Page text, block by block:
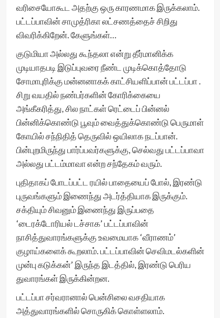
வரிசையோகூட அதற்கு ஒரு காரணமாக இருக்கலாம்.
பட்டப்பாவின் சாமுத்ரிகா லட்சணத்தைச் சிறிது
விவரிக்கிறேன். கேளுங்கள்…
குடுமியா அல்லது கூந்தலா என்று தீர்மானிக்க
முடியாதபடி இடுப்புவரை நீண்ட முடிக்கொத்தோடு
சோமாபுரிக்கு மன்னனாகக் காட்சியளிப்பான் பட்டப்பா .
சிறு வயதில் நண்பர்களின் கோரிக்கையை
அங்கீகரித்து, சில நாட்கள் ரெட்டைப் பின்னல்
பின்னிக்கொண்டு பூவும் வைத்துக்கொண்டு பெருமாள்
கோயில் சந்நிதித் தெருவில் ஒயிலாக நடப்பான்.
பின்புறமிருந்து பார்ப்பவர்களுக்கு, செல்வது பட்டப்பாவா
அல்லது பட்டம்மாவா என்ற சந்தேகம் வரும்.
புதிதாகப் போடப்பட்ட ரயில் பாதையைப் போல், இரண்டு
புருவங்களும் இணைந்து அடர்த்தியாக இருக்கும்.
சக்தியும் சிவனும் இணைந்து இருப்பதை
‘டைரக்டோரியல் டச்சாக’ பட்டப்பாவின்
நாசித்துவாரங்களுக்கு உவமையாக ‘வீராணம்’
குழாய்களைக் கூறலாம். பட்டப்பாவின் செவிமடல்களின்
முன்பு கடுக்கன்’ இருந்த இடத்தில், இரண்டு பெரிய
துவாரங்கள் இருக்கின்றன.
பட்டப்பா சர்வரானால் பென்சிலை வசதியாக
அத்துவாரங்களில் சொருகிக் கொள்ளலாம்.